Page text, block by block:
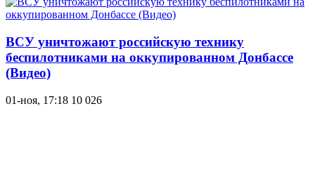
ВСУ уничтожают российскую технику
беспилотниками на оккупированном Донбассе
(Видео)
01-ноя, 17:18 10 026